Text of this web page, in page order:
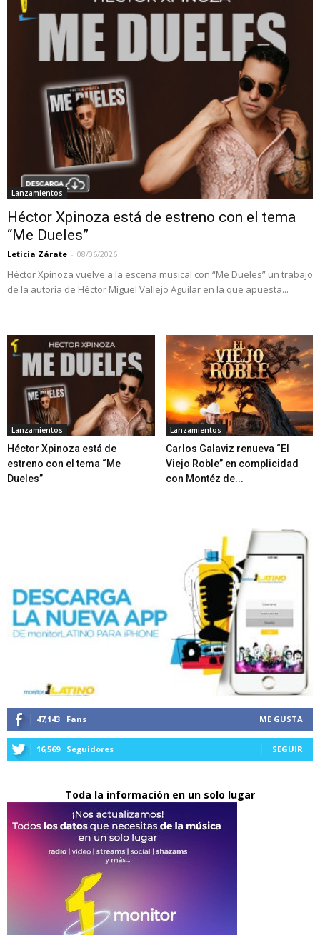
Lanzamientos
Héctor Xpinoza está de estreno con el tema
“Me Dueles”
Leticia Zárate - 08/06/2026
Héctor Xpinoza vuelve a la escena musical con “Me Dueles” un trabajo
de la autoría de Héctor Miguel Vallejo Aguilar en la que apuesta...
Lanzamientos
Héctor Xpinoza está de
estreno con el tema “Me
Dueles”
Lanzamientos
Carlos Galaviz renueva “El
Viejo Roble” en complicidad
con Montéz de...
47,143 Fans ME GUSTA
16,569 Seguidores SEGUIR
Toda la información en un solo lugar